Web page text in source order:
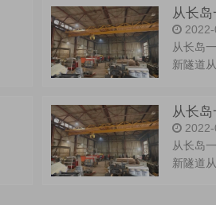
从长
2022-
从长岛
新隧道
从长
2022-
从长岛
新隧道